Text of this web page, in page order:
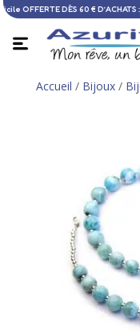
à domicile OFFERTE DÈS 60 €
Accueil / Bijoux/